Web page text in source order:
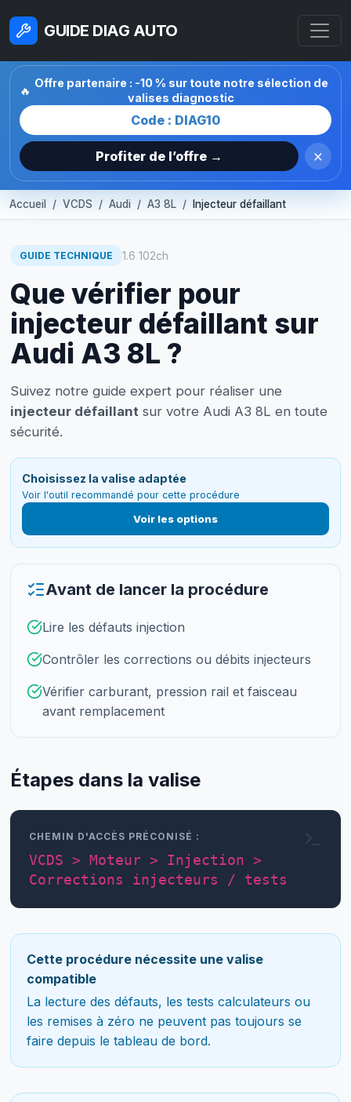
GUIDE DIAG AUTO
🔥
Offre partenaire : -10 % sur toute notre sélection de
valises diagnostic
Code : DIAG10
Profiter de l’offre → ×
Accueil VCDS Audi A3 8L Injecteur défaillant
GUIDE TECHNIQUE 1.6 102ch
Que vérifier pour
injecteur défaillant sur
Audi A3 8L ?
Suivez notre guide expert pour réaliser une
injecteur défaillantsur votre Audi A3 8L en toute
sécurité.
Choisissez la valise adaptée
Voir l'outil recommandé pour cette procédure
Voir les options
Avant de lancer la procédure
Lire les défauts injection
Contrôler les corrections ou débits injecteurs
Vérifier carburant, pression rail et faisceau
avant remplacement
Étapes dans la valise
CHEMIN D'ACCÈS PRÉCONISÉ :
VCDS > Moteur > Injection >
Corrections injecteurs / tests
Cette procédure nécessite une valise
compatible
La lecture des défauts, les tests calculateurs ou
les remises à zéro ne peuvent pas toujours se
faire depuis le tableau de bord.